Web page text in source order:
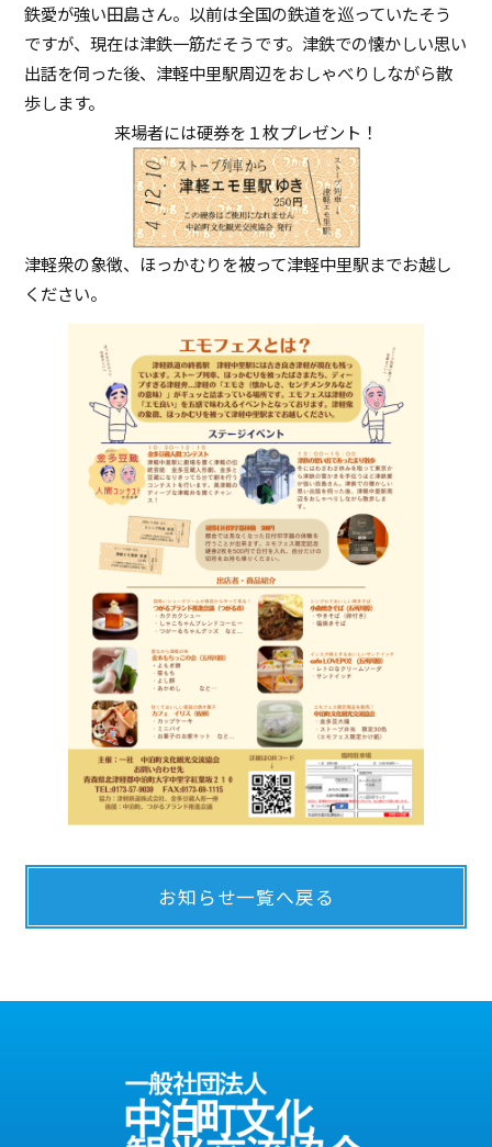
鉄愛が強い田島さん。以前は全国の鉄道を巡っていたそう
ですが、現在は津鉄一筋だそうです。津鉄での懐かしい思い
出話を伺った後、津軽中里駅周辺をおしゃべりしながら散
歩します。
来場者には硬券を１枚プレゼント！
津軽衆の象徴、ほっかむりを被って津軽中里駅までお越し
ください。
お知らせ一覧へ戻る